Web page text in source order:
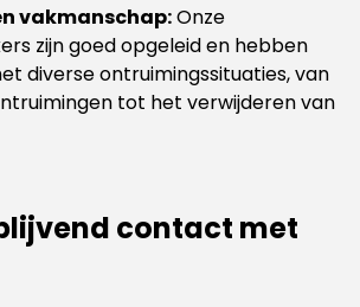
vakmanschap:Onze
zijn goed opgeleid en hebben
diverse ontruimingssituaties, van
tot het verwijderen van
contact met